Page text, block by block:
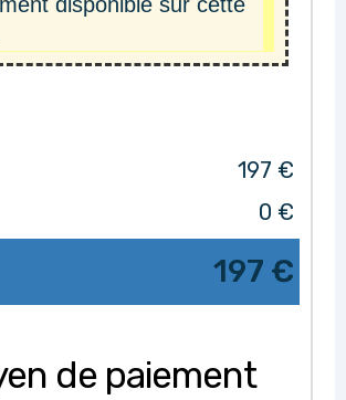
197 €
0 €
197 €
de paiement